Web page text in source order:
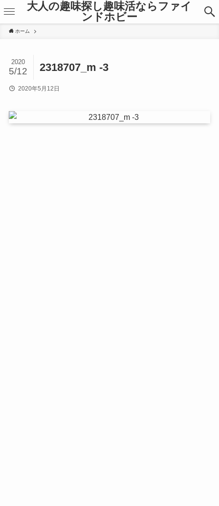
大人の趣味探し趣味活ならファイ
ンドホビー
ホーム
2318707_m -3
2020
5/12
2020年5月12日